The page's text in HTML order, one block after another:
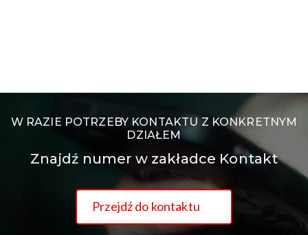
W RAZIE POTRZEBY KONTAKTU Z KONKRETNYM
DZIAŁEM
Znajdź numer w zakładce Kontakt
Przejdź do kontaktu